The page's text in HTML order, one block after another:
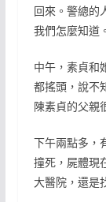
回來。警總的
我們怎麼知道。
中午，素貞和
都搖頭，說不
陳素貞的父親
下午兩點多，
撞死，屍體現
大醫院，還是